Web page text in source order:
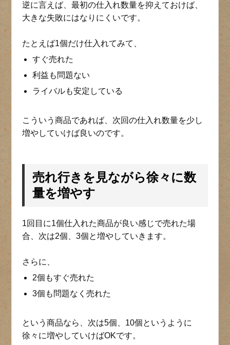
逆に言えば、最初の仕入れ数量を抑えておけば、
大きな失敗にはなりにくいです。
たとえば1個だけ仕入れてみて、
すぐ売れた
利益も問題ない
ライバルも安定している
こういう商品であれば、次回の仕入れ数量を少し
増やしていけば良いのです。
売れ行きを見ながら徐々に数
量を増やす
1回目に1個仕入れた商品が良い感じで売れた場
合、次は2個、3個と増やしていきます。
さらに、
2個もすぐ売れた
3個も問題なく売れた
という商品なら、次は5個、10個というように
徐々に増やしていけばOKです。